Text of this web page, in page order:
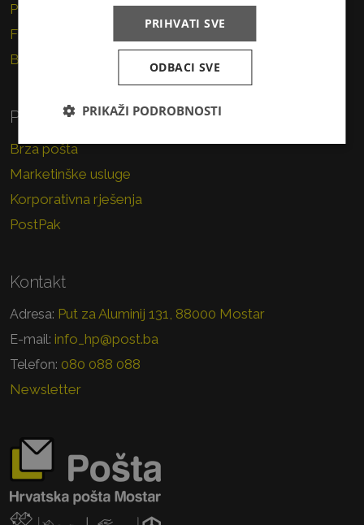
Paket
Financijske usluge
Brzojav
Poslovni korisnici
Brza pošta
Marketinške usluge
Korporativna rješenja
PostPak
Kontakt
Adresa: Put za Aluminij 131, 88000 Mostar
E-mail: info_hp@post.ba
Telefon: 080 088 088
Newsletter
PRIHVATI SVE
ODBACI SVE
PRIKAŽI PODROBNOSTI